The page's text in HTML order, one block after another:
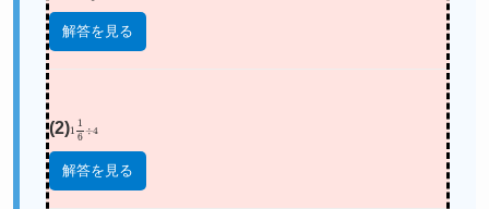
解答を見る
(2)1 1 4
解答を見る